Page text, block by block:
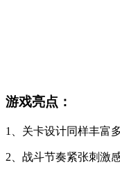
游戏亮点：
1、关卡设计同样丰富
2、战斗节奏紧张刺激